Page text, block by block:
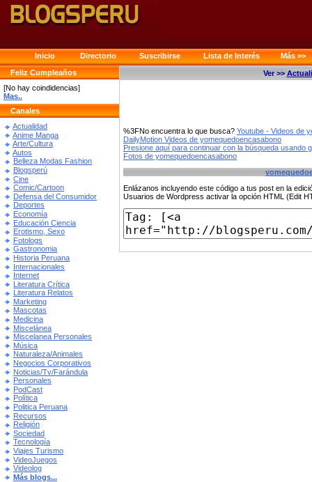
Inicio Directorio Suscribirse Lista de Interés
Más >>
Feliz Cumpleaños
[No hay coindidencias]
Mas..
Canales
Actualidad
Anime Manga
Arte/Cultura
Autos
Belleza Modas Fashion
Blogsperú
Cine
Comic/Cartoon
Defensa del Consumidor
Deportes
Economía
Educación Ciencia
Erotismo, Sexo
Fotologs
Gastronomia
Historia Peruana
Internacionales
Internet
Literatura Crítica
Literatura Relatos
Marketing
Mascotas
Medicina
Miscelánea
Miscelanea Personales
Música
Naturaleza/Animales
Negocios Corporativos
Noticias/Tv/Farándula
Personales
PodCast
Política
Politica Peruana
Recursos
Religión
Sociedad
Tecnología
Viajes Turismo
VideoJuegos
Videolog
Más blogs...
Ver >>
%3FNo encuentra lo que busca? Youtube - Videos de
DailyMotion Videos de yomequedoencasabono
Presione aquí para continuar con la búsqueda usando
Fotos de yomequedoencasabono
Enlázanos incluyendo este código a tus post en la
Usuarios de Wordpress activar la opción HTML (Edit